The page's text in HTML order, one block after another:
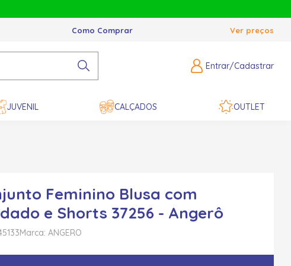
Como Comprar Ver preços
Entrar/Cadastrar
JUVENIL CALÇADOS OUTLET
Feminino Blusa com
e Shorts 37256 - Angerô
Marca: ANGERO